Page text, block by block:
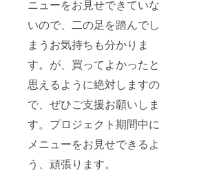
ニューをお見せできていな
いので、二の足を踏んでし
まうお気持ちも分かりま
す。が、買ってよかったと
思えるように絶対しますの
で、ぜひご支援お願いしま
す。プロジェクト期間中に
メニューをお見せできるよ
う、頑張ります。